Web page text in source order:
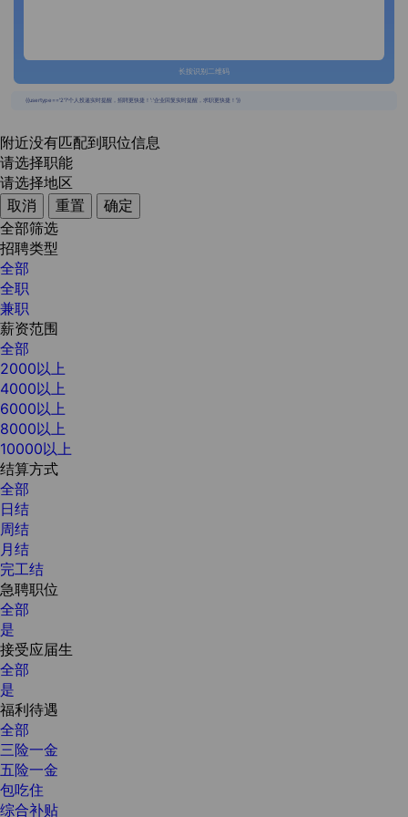
长按识别二维码
{{usertype=='2'?'个人投递实时提醒，招聘更快捷！':'企业回复实时提醒，求职更快捷！'}}
附近没有匹配到职位信息
请选择职能
请选择地区
取消
重置
确定
全部筛选
招聘类型
全部
全职
兼职
薪资范围
全部
2000以上
4000以上
6000以上
8000以上
10000以上
结算方式
全部
日结
周结
月结
完工结
急聘职位
全部
是
接受应届生
全部
是
福利待遇
全部
三险一金
五险一金
包吃住
综合补贴